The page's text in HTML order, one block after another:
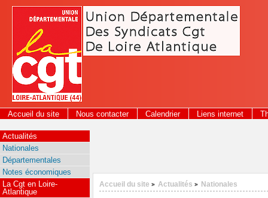
Panneau de gestion des cookies
Accueil du site Nous contacter Calendrier Liens internet
2026
Accueil du site > Actualités > Nationales
Actualités
Nationales
Départementales
Notes économiques
La Cgt en Loire-
Atlantique